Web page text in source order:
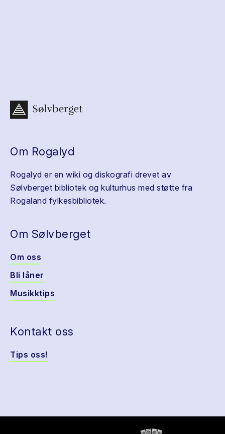
Om Rogalyd
Rogalyd er en wiki og diskografi drevet av
Sølvberget bibliotek og kulturhus med støtte fra
Rogaland fylkesbibliotek.
Om Sølvberget
Om oss
Bli låner
Musikktips
Kontakt oss
Tips oss!